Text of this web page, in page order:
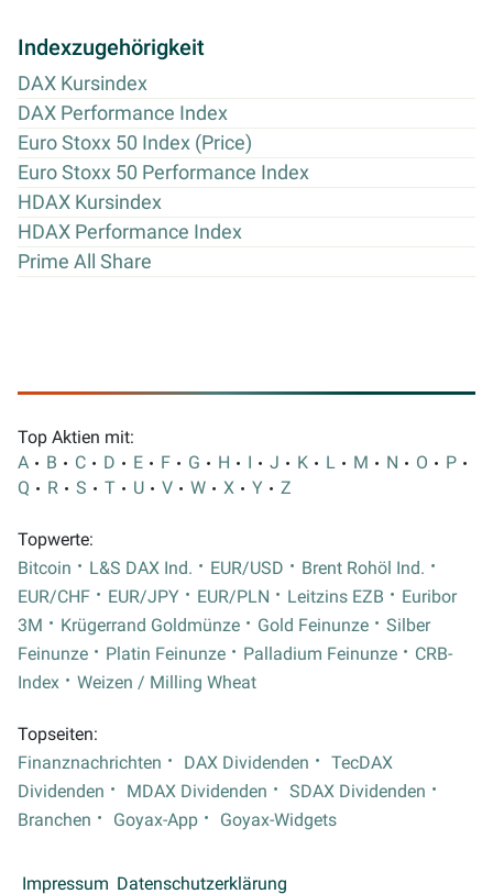
Indexzugehörigkeit
DAX Kursindex
DAX Performance Index
Euro Stoxx 50 Index (Price)
Euro Stoxx 50 Performance Index
HDAX Kursindex
HDAX Performance Index
Prime All Share
Top Aktien mit:
A
B C D E F G H I J K L M N O
P
Q
R S T U V W X Y Z
Topwerte:
Bitcoin
L&S DAX Ind. EUR/USD
Brent Rohöl Ind.
EUR/CHF
EUR/JPY EUR/PLN Leitzins EZB
Euribor
3M
Krügerrand Goldmünze Gold Feinunze
Silber
Feinunze
Platin Feinunze Palladium Feinunze
CRB-
Index
Weizen / Milling Wheat
Topseiten:
Finanznachrichten
DAX Dividenden
TecDAX
Dividenden
MDAX Dividenden
SDAX Dividenden
Branchen
Goyax-App Goyax-Widgets
Impressum Datenschutzerklärung